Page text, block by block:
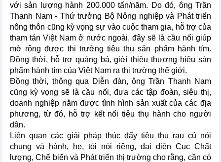
với sản lượng hành 200.000 tấn/năm. Do đó, ông Trần
Thanh Nam - Thứ trưởng Bộ Nông nghiệp và Phát triển
nông thôn cũng kỳ vọng sự vào cuộc tham gia, hỗ trợ của
tham tán Việt Nam ở nước ngoài, đây sẽ là cầu nối giúp
mở rộng được thị trường tiêu thụ sản phẩm hành tím.
Đồng thời, hỗ trợ quảng bá, giới thiệu thương hiệu sản
phẩm hành tím của Việt Nam ra thị trường thế giới.
Đồng thời, thông qua Diễn đàn, ông Trần Thanh Nam
cũng kỳ vọng sẽ là cầu nối, đưa các tập đoàn, siêu thị,
doanh nghiệp nắm được tình hình sản xuất của các địa
phương, từ đó, hỗ trợ kết nối tiêu thụ hành cho người
dân.
Liên quan các giải pháp thúc đẩy tiêu thụ rau củ nói
chung và hành, hẹ, tỏi nói riêng, đại diện Cục Chất
lượng, Chế biến và Phát triển thị trường cho rằng, cần có